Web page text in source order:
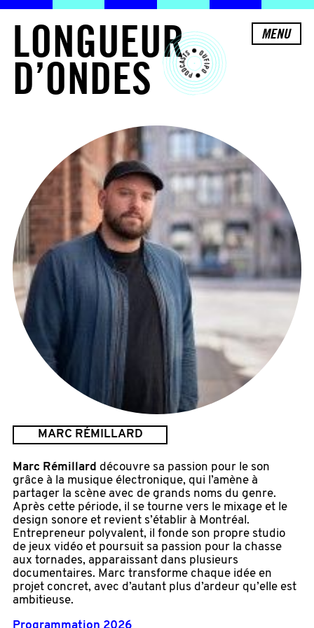
LONGUEUR
D’ONDES
MENU
MARC RÉMILLARD
Marc Rémillard découvre sa passion pour le son
grâce à la musique électronique, qui l’amène à
partager la scène avec de grands noms du genre.
Après cette période, il se tourne vers le mixage et le
design sonore et revient s’établir à Montréal.
Entrepreneur polyvalent, il fonde son propre studio
de jeux vidéo et poursuit sa passion pour la chasse
aux tornades, apparaissant dans plusieurs
documentaires. Marc transforme chaque idée en
projet concret, avec d’autant plus d’ardeur qu’elle est
ambitieuse.